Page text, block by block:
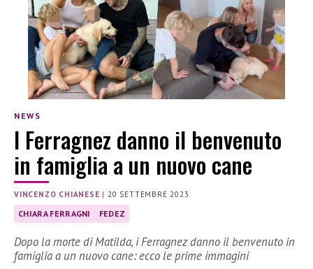
NEWS
I Ferragnez danno il benvenuto
in famiglia a un nuovo cane
VINCENZO CHIANESE |20 SETTEMBRE 2023
CHIARA FERRAGNI FEDEZ
Dopo la morte di Matilda, i Ferragnez danno il benvenuto in
famiglia a un nuovo cane: ecco le prime immagini